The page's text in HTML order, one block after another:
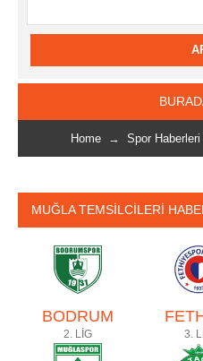
Home → Spor
MUĞLA TEMSİLCİLERİ
BODRUM
2. LİG 3.